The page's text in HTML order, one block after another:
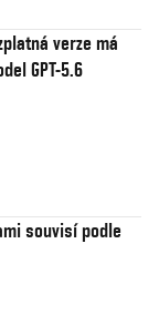
verze má
GPT-5.6
souvisí podle